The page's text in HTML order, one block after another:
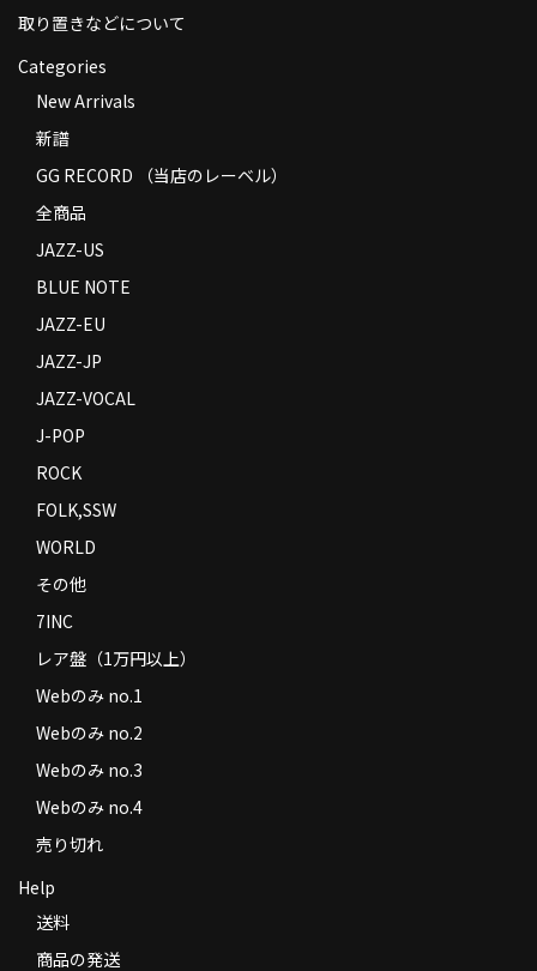
返品
コンディション
特定商取引法に基づく表示
Contact
取り置きなどについて
Categories
New Arrivals
新譜
GG RECORD （当店のレーベル）
全商品
JAZZ-US
BLUE NOTE
JAZZ-EU
JAZZ-JP
JAZZ-VOCAL
J-POP
ROCK
FOLK,SSW
WORLD
その他
7INC
レア盤（1万円以上）
Webのみ no.1
Webのみ no.2
Webのみ no.3
Webのみ no.4
売り切れ
Help
送料
商品の発送